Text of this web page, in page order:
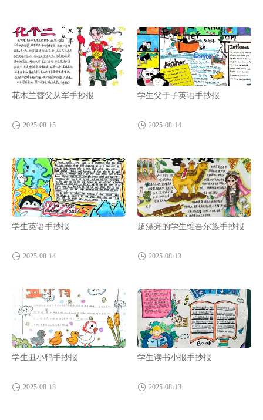
花木兰替父从军手抄报
2025-08-15
学生父于子英语手抄报
2025-08-14
学生英语手抄报
2025-08-14
超漂亮的学生维吾尔族手抄报
2025-08-13
学生丑小鸭手抄报
2025-08-13
学生读书小报手抄报
2025-08-13